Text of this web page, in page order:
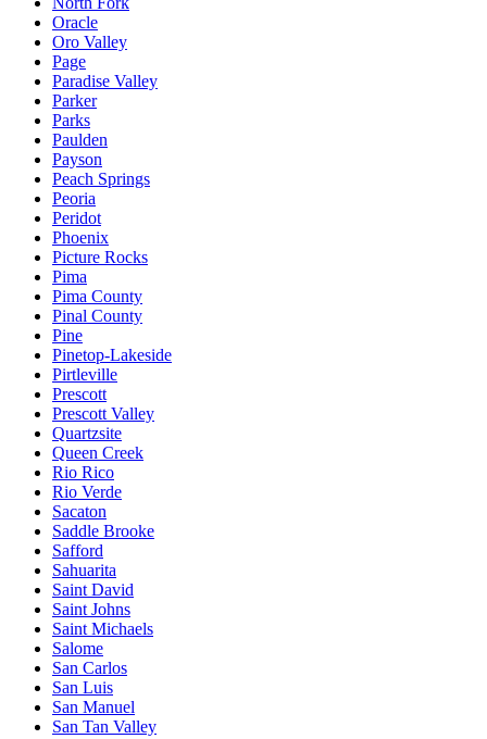
Oracle
Oro Valley
Page
Paradise Valley
Parker
Parks
Paulden
Payson
Peach Springs
Peoria
Peridot
Phoenix
Picture Rocks
Pima
Pima County
Pinal County
Pine
Pinetop-Lakeside
Pirtleville
Prescott
Prescott Valley
Quartzsite
Queen Creek
Rio Rico
Rio Verde
Sacaton
Saddle Brooke
Safford
Sahuarita
Saint David
Saint Johns
Saint Michaels
Salome
San Carlos
San Luis
San Manuel
San Tan Valley